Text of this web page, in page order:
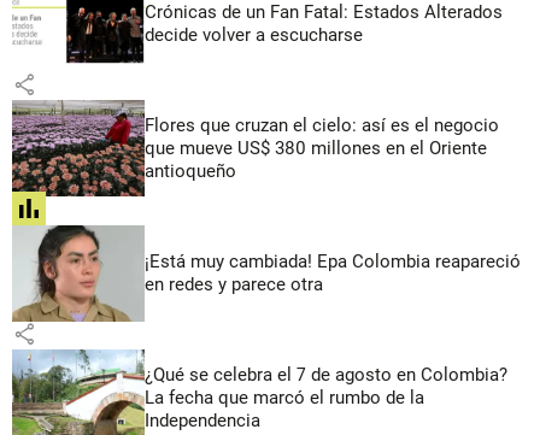
Crónicas de un Fan Fatal: Estados Alterados
decide volver a escucharse
share
Flores que cruzan el cielo: así es el negocio
que mueve US$ 380 millones en el Oriente
antioqueño
share
¡Está muy cambiada! Epa Colombia reapareció
en redes y parece otra
share
¿Qué se celebra el 7 de agosto en Colombia?
La fecha que marcó el rumbo de la
Independencia